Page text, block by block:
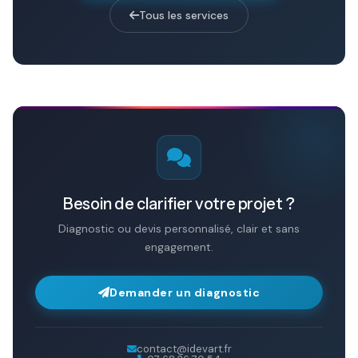
Tous les services
Besoin de clarifier votre projet ?
Diagnostic ou devis personnalisé, clair et sans
engagement.
Demander un diagnostic
contact@idevart.fr